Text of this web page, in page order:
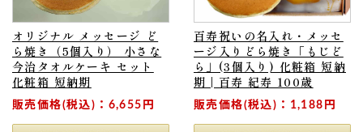
オリジナル メッセージ ど
ら焼き（5個入り） 小さな
今治タオルケーキ セット
化粧箱 短納期
販売価格(税込)：6,655円
百寿祝いの名入れ・メッセ
ージ入りどら焼き「もじど
ら」(3個入り) 化粧箱 短納
期 | 百寿 紀寿 100歳
販売価格(税込)：1,188円